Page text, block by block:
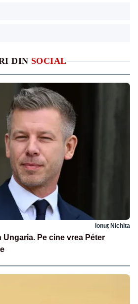
DIN SOCIAL
Ionuț Nichita
Ungaria. Pe cine vrea Péter